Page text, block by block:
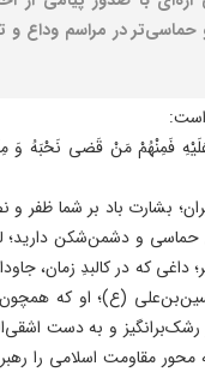
در مراسم وداع و
است:
فَمِنْهُمْ مَنْ قَضى نَحْبَهُ وَ
بشارت باد بر شما ظفر و
و دشمن‌شکن دارید؛
که در کالبدِ زمان،
(ع)؛ او که
و به دست
مقاومت اسلامی را